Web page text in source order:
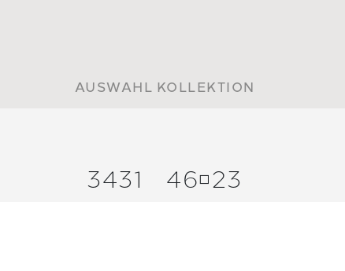
AUSWAHL KOLLEKTION
3431 4623